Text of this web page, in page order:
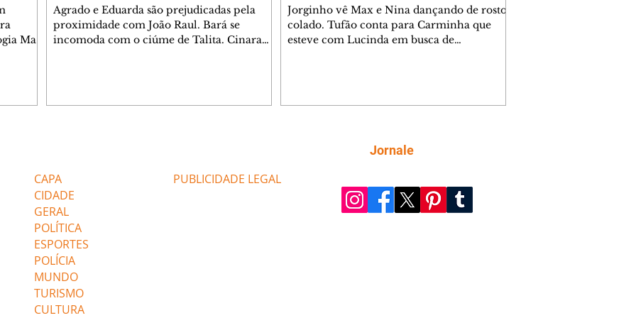
Mau
Agrado e Eduarda são prejudicadas pela
proximidade com João Raul. Bará se
incomoda com o ciúme de Talita. Cinara
ajudar João Raul sem prejudicar a amiga.
Jorginho vê Max e Nina dançando de rosto
colado. Tufão conta para Carminha que
esteve com Lucinda em busca de
Verônica e Noêmia perseguem Cadinho na
praia deserta. Dolores sugere que Roni peça
fugir da praia
CAPA
CIDADE
GERAL
POLÍTICA
ESPORTES
POLÍCIA
MUNDO
TURISMO
CULTURA
PUBLICIDADE LEGAL
Jornale